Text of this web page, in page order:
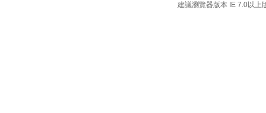
建議瀏覽器版本 IE 7.0以上